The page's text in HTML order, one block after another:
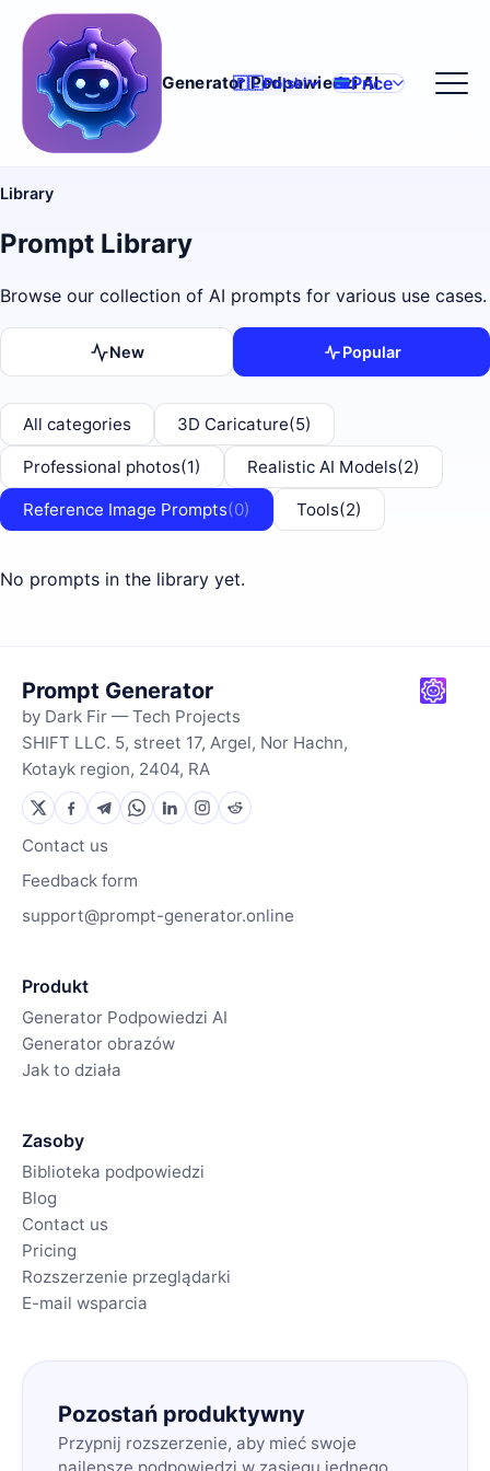
Generator Podpowiedzi AI
🇵🇱Polski Price
Library
Prompt Library
Browse our collection of AI prompts for various use cases.
New Popular
All categories 3D Caricature(5)
Professional photos(1) Realistic AI Models(2)
Reference Image Prompts(0) Tools(2)
No prompts in the library yet.
Prompt Generator
by Dark Fir — Tech Projects
SHIFT LLC. 5, street 17, Argel, Nor Hachn,
Kotayk region, 2404, RA
Contact us
Feedback form
support@prompt-generator.online
Produkt
Generator Podpowiedzi AI
Generator obrazów
Jak to działa
Zasoby
Biblioteka podpowiedzi
Blog
Contact us
Pricing
Rozszerzenie przeglądarki
E-mail wsparcia
Pozostań produktywny
Przypnij rozszerzenie, aby mieć swoje